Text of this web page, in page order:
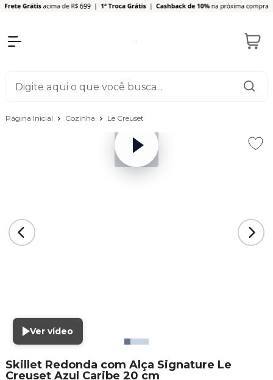
Página Inicial Cozinha Le Creuset
Ver vídeo
Skillet Redonda com Alça Signature Le
Creuset Azul Caribe 20 cm